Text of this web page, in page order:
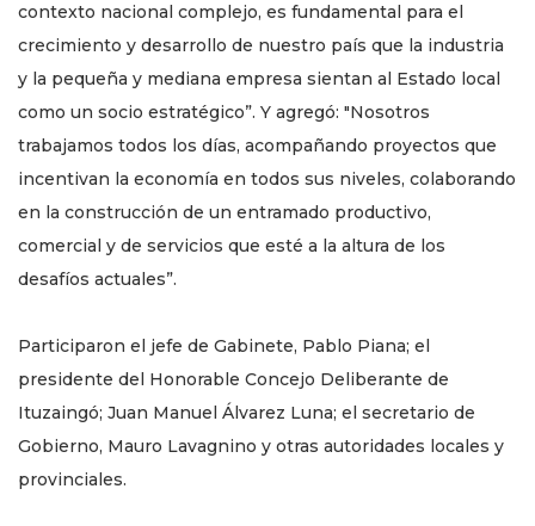
contexto nacional complejo, es fundamental para el
crecimiento y desarrollo de nuestro país que la industria
y la pequeña y mediana empresa sientan al Estado local
como un socio estratégico”. Y agregó: "Nosotros
trabajamos todos los días, acompañando proyectos que
incentivan la economía en todos sus niveles, colaborando
en la construcción de un entramado productivo,
comercial y de servicios que esté a la altura de los
desafíos actuales”.
Participaron el jefe de Gabinete, Pablo Piana; el
presidente del Honorable Concejo Deliberante de
Ituzaingó; Juan Manuel Álvarez Luna; el secretario de
Gobierno, Mauro Lavagnino y otras autoridades locales y
provinciales.